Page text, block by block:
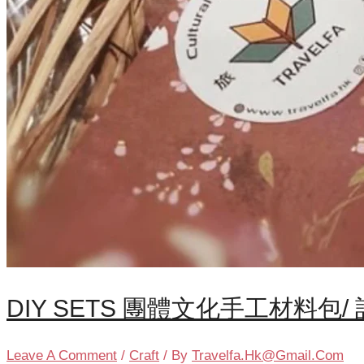
DIY SETS 團體文化手工材料包/
Leave A Comment / Craft / By Travelfa.hk@gmail.com